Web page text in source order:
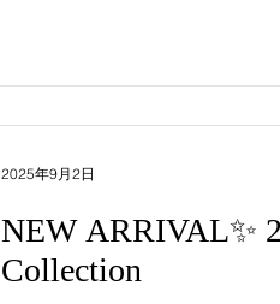
NEW ARRIVAL✨
Collection
2025年9月2日